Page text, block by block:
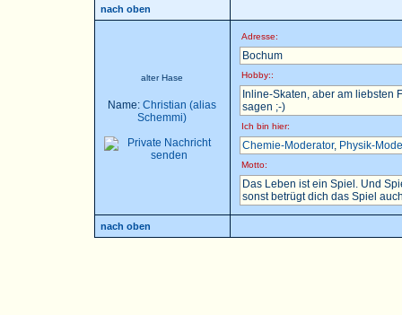
nach oben
alter Hase
Name: Christian (alias
Schemmi)
Adresse:
Bochum
Hobby::
Inline-Skaten, aber am liebsten
sagen ;-)
Ich bin hier:
Chemie-Moderator, Physik-
Motto:
Das Leben ist ein Spiel. Und
sonst betrügt dich das Spiel
nach oben